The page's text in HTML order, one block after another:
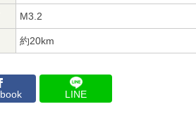
M3.2
約20km
LINE